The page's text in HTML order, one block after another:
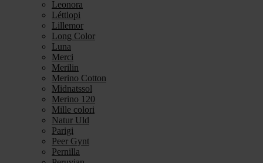
Leonora
Léttlopi
Lillemor
Long Color
Luna
Merci
Merilin
Merino Cotton
Midnatssol
Merino 120
Mille colori
Natur Uld
Parigi
Peer Gynt
Pernilla